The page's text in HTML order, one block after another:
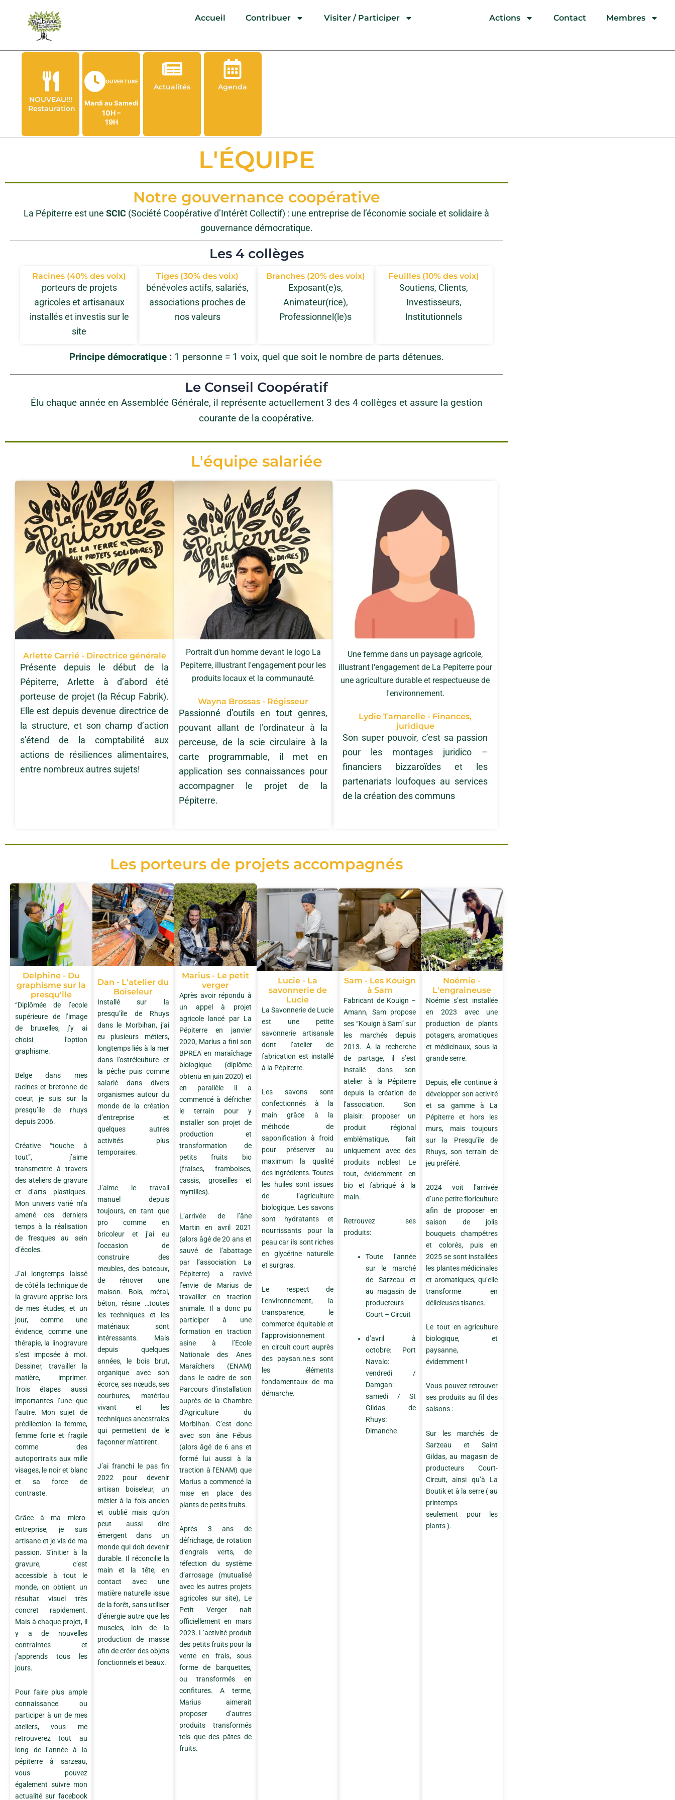
Accueil Contribuer Visiter / Participer Actions Contact Membres
NOUVEAU!!!
Restauration
OUVERTURE
Mardi au Samedi
10H –
19H
Actualités Agenda
L'ÉQUIPE
Notre gouvernance coopérative
La Pépiterre est uneSCIC (Société Coopérative d’Intérêt Collectif) : une entreprise de l’économie sociale et solidaire à
gouvernance démocratique.
Les 4 collèges
Racines (40% des voix)
porteurs de projets
agricoles et artisanaux
installés et investis sur le
site
Tiges (30% des voix)
bénévoles actifs, salariés,
associations proches de
nos valeurs
Branches (20% des voix)
Exposant(e)s,
Animateur(rice),
Professionnel(le)s
Feuilles (10% des voix)
Soutiens, Clients,
Investisseurs,
Institutionnels
Principe démocratique :1 personne = 1 voix, quel que soit le nombre de parts détenues.
Le Conseil Coopératif
Élu chaque année en Assemblée Générale, il représente actuellement 3 des 4 collèges et assure la gestion
courante de la coopérative.
L'équipe salariée
Arlette Carrié - Directrice générale
Présente depuis le début de la
Pépiterre, Arlette à d’abord été
porteuse de projet (la Récup Fabrik).
Elle est depuis devenue directrice de
la structure, et son champ d’action
s’étend de la comptabilité aux
actions de résiliences alimentaires,
entre nombreux autres sujets!
Portrait d'un homme devant le logo La
Pepiterre, illustrant l'engagement pour les
produits locaux et la communauté.
Wayna Brossas - Régisseur
Passionné d’outils en tout genres,
pouvant allant de l’ordinateur à la
perceuse, de la scie circulaire à la
carte programmable, il met en
application ses connaissances pour
accompagner le projet de la
Pépiterre.
Une femme dans un paysage agricole,
illustrant l'engagement de La Pepiterre pour
une agriculture durable et respectueuse de
l'environnement.
Lydie Tamarelle - Finances,
juridique
Son super pouvoir, c’est sa passion
pour les montages juridico –
financiers bizzaroïdes et les
partenariats loufoques au services
de la création des communs
Les porteurs de projets accompagnés
Delphine - Du
graphisme sur la
presqu'île
“Diplômée de l’ecole
supérieure de l’image
de bruxelles, j’y ai
choisi l’option
graphisme.
Belge dans mes
racines et bretonne de
coeur, je suis sur la
presqu’ile de rhuys
depuis 2006.
Créative “touche à
tout”, j’aime
transmettre à travers
des ateliers de gravure
et d’arts plastiques.
Mon univers varié m’a
amené ces derniers
temps à la réalisation
de fresques au sein
d’écoles.
J’ai longtemps laissé
de côté la technique de
la gravure apprise lors
de mes études, et un
jour, comme une
évidence, comme une
thérapie, la linogravure
s’est imposée à moi.
Dessiner, travailler la
matière, imprimer.
Trois étapes aussi
importantes l’une que
l’autre. Mon sujet de
prédilection: la femme,
femme forte et fragile
comme des
autoportraits aux mille
visages, le noir et blanc
et sa force de
contraste.
Grâce à ma micro-
entreprise, je suis
artisane et je vis de ma
passion. S’initier à la
gravure, c’est
accessible à tout le
monde, on obtient un
résultat visuel très
concret rapidement.
Mais à chaque projet, il
y a de nouvelles
contraintes et
j’apprends tous les
jours.
Pour faire plus ample
connaissance ou
participer à un de mes
ateliers, vous me
retrouverez tout au
long de l’année à la
pépiterre à sarzeau,
vous pouvez
également suivre mon
actualité sur facebook
Dan - L'atelier du
Boiseleur
Installé sur la
presqu’île de Rhuys
dans le Morbihan, j’ai
eu plusieurs métiers,
longtemps liés à la mer
dans l’ostréiculture et
la pêche puis comme
salarié dans divers
organismes autour du
monde de la création
d’entreprise et
quelques autres
activités plus
temporaires.
J’aime le travail
manuel depuis
toujours, en tant que
pro comme en
bricoleur et j’ai eu
l’occasion de
construire des
meubles, des bateaux,
de rénover une
maison. Bois, métal,
béton, résine …toutes
les techniques et les
matériaux sont
intéressants. Mais
depuis quelques
années, le bois brut,
organique avec son
écorce, ses nœuds, ses
courbures, matériau
vivant et les
techniques ancestrales
qui permettent de le
façonner m’attirent.
J’ai franchi le pas fin
2022 pour devenir
artisan boiseleur, un
métier à la fois ancien
et oublié mais qu’on
peut aussi dire
émergent dans un
monde qui doit devenir
durable. Il réconcilie la
main et la tête, en
contact avec une
matière naturelle issue
de la forêt, sans utiliser
d’énergie autre que les
muscles, loin de la
production de masse
afin de créer des objets
fonctionnels et beaux.
Marius - Le petit
verger
Après avoir répondu à
un appel à projet
agricole lancé par La
Pépiterre en janvier
2020, Marius a fini son
BPREA en maraîchage
biologique (diplôme
obtenu en juin 2020) et
en parallèle il a
commencé à défricher
le terrain pour y
installer son projet de
production et
transformation de
petits fruits bio
(fraises, framboises,
cassis, groseilles et
myrtilles).
L’arrivée de l’âne
Martin en avril 2021
(alors âgé de 20 ans et
sauvé de l’abattage
par l’association La
Pépiterre) a ravivé
l’envie de Marius de
travailler en traction
animale. Il a donc pu
participer à une
formation en traction
asine à l’Ecole
Nationale des Anes
Maraîchers (ENAM)
dans le cadre de son
Parcours d’installation
auprès de la Chambre
d’Agriculture du
Morbihan. C’est donc
avec son âne Fébus
(alors âgé de 6 ans et
formé lui aussi à la
traction à l’ENAM) que
Marius a commencé la
mise en place des
plants de petits fruits.
Après 3 ans de
défrichage, de rotation
d’engrais verts, de
réfection du système
d’arrosage (mutualisé
avec les autres projets
agricoles sur site), Le
Petit Verger nait
officiellement en mars
2023. L’activité produit
des petits fruits pour la
vente en frais, sous
forme de barquettes,
ou transformés en
confitures. A terme,
Marius aimerait
proposer d’autres
produits transformés
tels que des pâtes de
fruits.
Lucie - La
savonnerie de
Lucie
La Savonnerie de Lucie
est une petite
savonnerie artisanale
dont l’atelier de
fabrication est installé
à la Pépiterre.
Les savons sont
confectionnés à la
main grâce à la
méthode de
saponification à froid
pour préserver au
maximum la qualité
des ingrédients. Toutes
les huiles sont issues
de l’agriculture
biologique. Les savons
sont hydratants et
nourrissants pour la
peau car ils sont riches
en glycérine naturelle
et surgras.
Le respect de
l’environnement, la
transparence, le
commerce équitable et
l’approvisionnement
en circuit court auprès
des paysan.ne.s sont
les éléments
fondamentaux de ma
démarche.
Sam - Les Kouign
à Sam
Fabricant de Kouign –
Amann, Sam propose
ses “Kouign à Sam” sur
les marchés depuis
2013. À la recherche
de partage, il s’est
installé dans son
atelier à la Pépiterre
depuis la création de
l’association. Son
plaisir: proposer un
produit régional
emblématique, fait
uniquement avec des
produits nobles! Le
tout, évidemment en
bio et fabriqué à la
main.
Retrouvez ses
produits:
Toute l’année
sur le marché
de Sarzeau et
au magasin de
producteurs
Court – Circuit
d’avril à
octobre: Port
Navalo:
vendredi /
Damgan:
samedi / St
Gildas de
Rhuys:
Dimanche
Noémie -
L'engraineuse
Noémie s’est installée
en 2023 avec une
production de plants
potagers, aromatiques
et médicinaux, sous la
grande serre.
Depuis, elle continue à
développer son activité
et sa gamme à La
Pépiterre et hors les
murs, mais toujours
sur la Presqu’île de
Rhuys, son terrain de
jeu préféré.
2024 voit l’arrivée
d’une petite floriculture
afin de proposer en
saison de jolis
bouquets champêtres
et colorés, puis en
2025 se sont installées
les plantes médicinales
et aromatiques, qu’elle
transforme en
délicieuses tisanes.
Le tout en agriculture
biologique, et
paysanne,
évidemment !
Vous pouvez retrouver
ses produits au fil des
saisons :
Sur les marchés de
Sarzeau et Saint
Gildas, au magasin de
producteurs Court-
Circuit, ainsi qu’à La
Boutik et à la serre ( au
printemps
seulement pour les
plants ).